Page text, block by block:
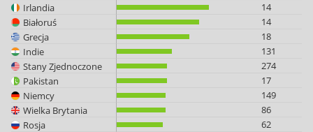
Irlandia
14
Białoruś
14
Grecja
18
Indie
131
Stany Zjednoczone
274
Pakistan
17
Niemcy
149
Wielka Brytania
86
Rosja
62